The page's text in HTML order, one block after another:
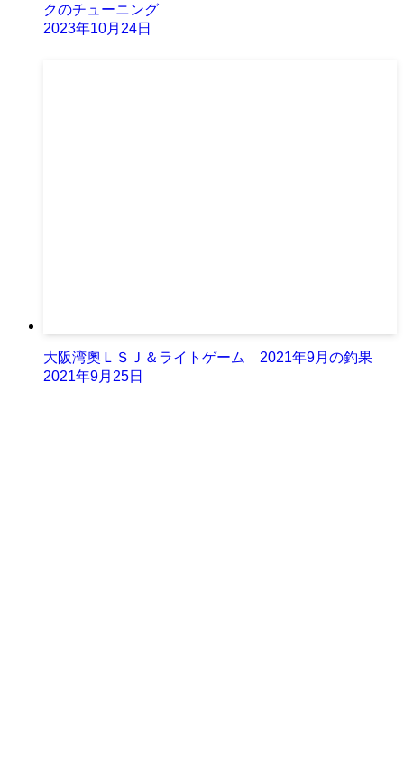
クのチューニング
2023年10月24日
大阪湾奧ＬＳＪ＆ライトゲーム 2021年9月の釣果
2021年9月25日